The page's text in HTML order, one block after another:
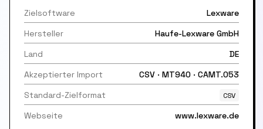
Zielsoftware
Lexware
Hersteller
Haufe-Lexware GmbH
Land
DE
Akzeptierter Import
CSV · MT940 · CAMT.053
Standard-Zielformat
CSV
Webseite www.lexware.de